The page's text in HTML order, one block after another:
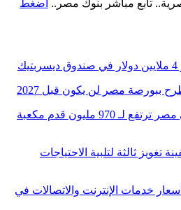
تابع مباشر بنوك مصر.. اضغط
ببورصة مصر لن يكون قبل 2027
صادرات الغاز الإسرائيلي إلى مصر ترتفع لـ 970 مليون قدم مكعبة
ثالثة لتلبية الاحتياجات
خدمات الإنترنت والاتصالات في